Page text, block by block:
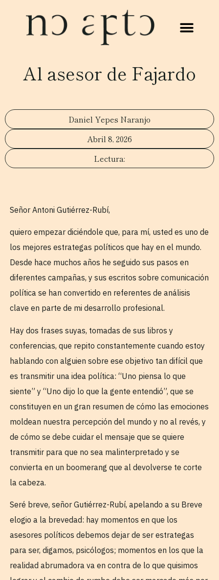
Al asesor de Fajardo
Daniel Yepes Naranjo
Abril 8, 2026
Señor Antoni Gutiérrez-Rubí,
quiero empezar diciéndole que, para mí, usted es uno de
los mejores estrategas políticos que hay en el mundo.
Desde hace muchos años he seguido sus pasos en
diferentes campañas, y sus escritos sobre comunicación
política se han convertido en referentes de análisis
clave en parte de mi desarrollo profesional.
Hay dos frases suyas, tomadas de sus libros y
conferencias, que repito constantemente cuando estoy
hablando con alguien sobre ese objetivo tan difícil que
es transmitir una idea política: “Uno piensa lo que
siente” y “Uno dijo lo que la gente entendió”, que se
constituyen en un gran resumen de cómo las emociones
moldean nuestra percepción del mundo y no al revés, y
de cómo se debe cuidar el mensaje que se quiere
transmitir para que no sea malinterpretado y se
convierta en un boomerang que al devolverse te corte
la cabeza.
Seré breve, señor Gutiérrez-Rubí, apelando a su Breve
elogio a la brevedad: hay momentos en que los
asesores políticos debemos dejar de ser estrategas
para ser, digamos, psicólogos; momentos en los que la
realidad abrumadora va en contra de lo que quisimos